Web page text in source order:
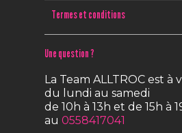
Termes et conditions
Une question ?
La Team ALLTROC est
du lundi au samedi
de 10h à 13h et de 15h à
au 0558417041